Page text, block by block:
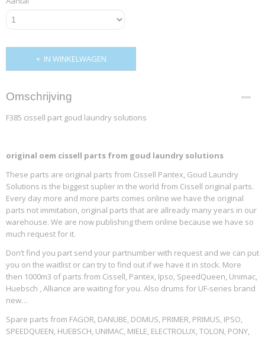
IN WINKELWAGEN
Omschrijving
F385 cissell part goud laundry solutions
original oem cissell parts from goud laundry solutions
These parts are original parts from Cissell Pantex, Goud Laundry
Solutions is the biggest suplier in the world from Cissell original parts.
Every day more and more parts comes online we have the original
parts not immitation, original parts that are allready many years in our
warehouse. We are now publishing them online because we have so
much request for it.
Don’t find you part send your partnumber with request and we can put
you on the waitlist or can try to find out if we have it in stock. More
then 1000m3 of parts from Cissell, Pantex, Ipso, SpeedQueen, Unimac,
Huebsch , Alliance are waiting for you. Also drums for UF-series brand
new…
Spare parts from FAGOR, DANUBE, DOMUS, PRIMER, PRIMUS, IPSO,
SPEEDQUEEN, HUEBSCH, UNIMAC, MIELE, ELECTROLUX, TOLON, PONY,